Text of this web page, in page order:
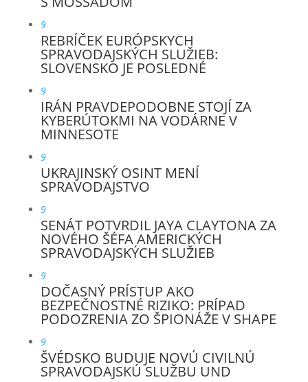
9
REBRÍČEK EURÓPSKYCH
SPRAVODAJSKÝCH SLUŽIEB:
SLOVENSKO JE POSLEDNÉ
9
IRÁN PRAVDEPODOBNE STOJÍ ZA
KYBERÚTOKMI NA VODÁRNE V
MINNESOTE
9
UKRAJINSKÝ OSINT MENÍ
SPRAVODAJSTVO
9
SENÁT POTVRDIL JAYA CLAYTONA ZA
NOVÉHO ŠÉFA AMERICKÝCH
SPRAVODAJSKÝCH SLUŽIEB
9
DOČASNÝ PRÍSTUP AKO
BEZPEČNOSTNÉ RIZIKO: PRÍPAD
PODOZRENIA ZO ŠPIONÁŽE V SHAPE
9
ŠVÉDSKO BUDUJE NOVÚ CIVILNÚ
SPRAVODAJSKÚ SLUŽBU UND